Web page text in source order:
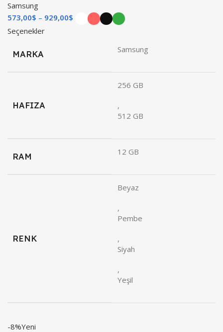
Samsung
573,00$ 929,00$
Seçenekler
MARKA Samsung
HAFIZA
256 GB
,
512 GB
RAM 12 GB
RENK
Beyaz
,
Pembe
,
Siyah
,
Yeşil
-8%Yeni